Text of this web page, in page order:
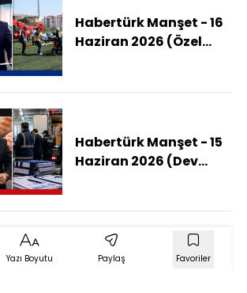
Habertürk Manşet - 16
Haziran 2026 (Özel
Habertürk Manşet - 15
Haziran 2026 (Dev
Arkası! )
Yazı Boyutu Paylaş Favoriler